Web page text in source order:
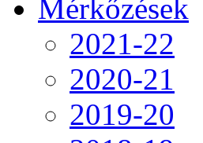
Mérkőzések
2021-22
2020-21
2019-20